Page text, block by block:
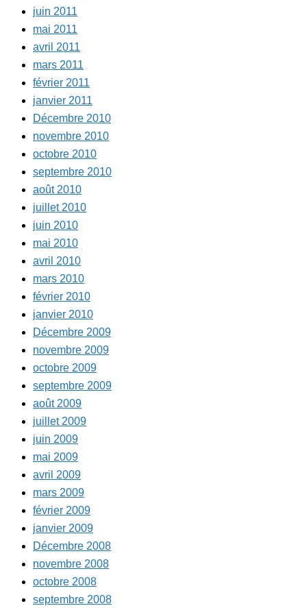
juin 2011
mai 2011
avril 2011
mars 2011
février 2011
janvier 2011
Décembre 2010
novembre 2010
octobre 2010
septembre 2010
août 2010
juillet 2010
juin 2010
mai 2010
avril 2010
mars 2010
février 2010
janvier 2010
Décembre 2009
novembre 2009
octobre 2009
septembre 2009
août 2009
juillet 2009
juin 2009
mai 2009
avril 2009
mars 2009
février 2009
janvier 2009
Décembre 2008
novembre 2008
octobre 2008
septembre 2008